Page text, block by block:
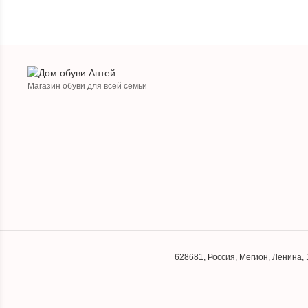
Магазин обуви для всей семьи
628681, Россия, Мегион, Ленина,